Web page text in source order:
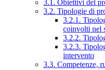
3.1. Obiettivi del
3.2. Tipologie di
3.2.1.
coinvolti nel
3.2.2.
3.2.3.
intervento
3.3. Competenze,